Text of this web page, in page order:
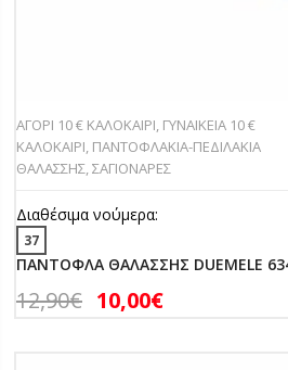
ΑΓΟΡΙ 10 € ΚΑΛΟΚΑΙΡΙ, ΓΥΝΑΙΚΕΙΑ 10 €
ΚΑΛΟΚΑΙΡΙ, ΠΑΝΤOΦΛΑΚΙΑ-ΠΕΔΙΛΑΚΙA
ΘΑΛΑΣΣΗΣ,ΣΑΓΙΟΝΑΡΕΣ
Διαθέσιμα νούμερα:
37
ΠΑΝΤΟΦΛΑ ΘΑΛΑΣΣΗΣ DUEMELE
12,90€ 10,00€